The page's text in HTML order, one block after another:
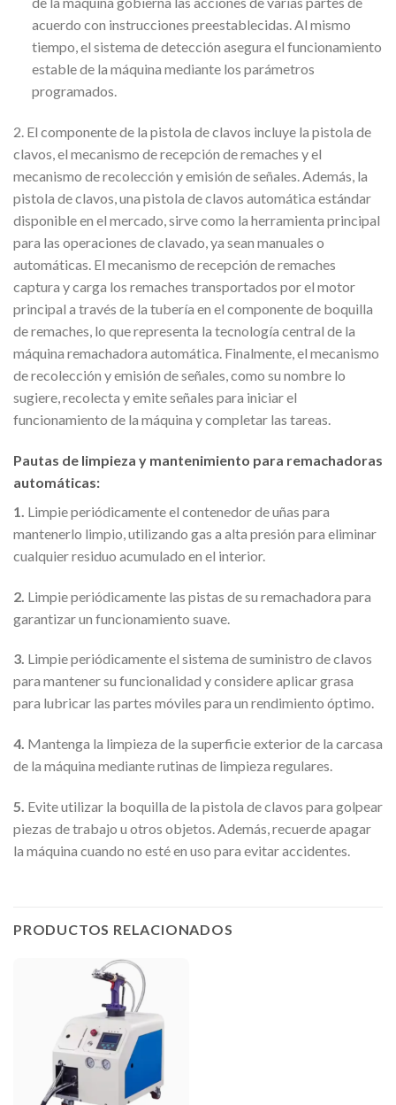
acuerdo con instrucciones preestablecidas. Al mismo
tiempo, el sistema de detección asegura el funcionamiento
estable de la máquina mediante los parámetros
programados.
2. El componente de la pistola de clavos incluye la pistola de
clavos, el mecanismo de recepción de remaches y el
mecanismo de recolección y emisión de señales. Además, la
pistola de clavos, una pistola de clavos automática estándar
disponible en el mercado, sirve como la herramienta principal
para las operaciones de clavado, ya sean manuales o
automáticas. El mecanismo de recepción de remaches
captura y carga los remaches transportados por el motor
principal a través de la tubería en el componente de boquilla
de remaches, lo que representa la tecnología central de la
máquina remachadora automática. Finalmente, el mecanismo
de recolección y emisión de señales, como su nombre lo
sugiere, recolecta y emite señales para iniciar el
funcionamiento de la máquina y completar las tareas.
Pautas de limpieza y mantenimiento para remachadoras
automáticas:
1. Limpie periódicamente el contenedor de uñas para
mantenerlo limpio, utilizando gas a alta presión para eliminar
cualquier residuo acumulado en el interior.
2. Limpie periódicamente las pistas de su remachadora para
garantizar un funcionamiento suave.
3. Limpie periódicamente el sistema de suministro de clavos
para mantener su funcionalidad y considere aplicar grasa
para lubricar las partes móviles para un rendimiento óptimo.
4. Mantenga la limpieza de la superficie exterior de la carcasa
de la máquina mediante rutinas de limpieza regulares.
5. Evite utilizar la boquilla de la pistola de clavos para golpear
piezas de trabajo u otros objetos. Además, recuerde apagar
la máquina cuando no esté en uso para evitar accidentes.
PRODUCTOS RELACIONADOS